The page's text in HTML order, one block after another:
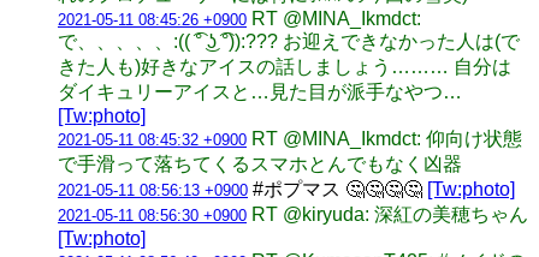
2021-05-11 08:45:26 +0900 RT @MINA_Ikmdct:
で、、、、、:(( ͡° ͜ʖ ͡°)):??? お迎えできなかった人は(で
きた人も)好きなアイスの話しましょう……… 自分は
ダイキュリーアイスと…見た目が派手なやつ…
[Tw:photo]
2021-05-11 08:45:32 +0900 RT @MINA_Ikmdct: 仰向け状態
で手滑って落ちてくるスマホとんでもなく凶器
2021-05-11 08:56:13 +0900 #ポプマス 🤔🤔🤔🤔 [Tw:photo]
2021-05-11 08:56:30 +0900 RT @kiryuda: 深紅の美穂ちゃん
[Tw:photo]